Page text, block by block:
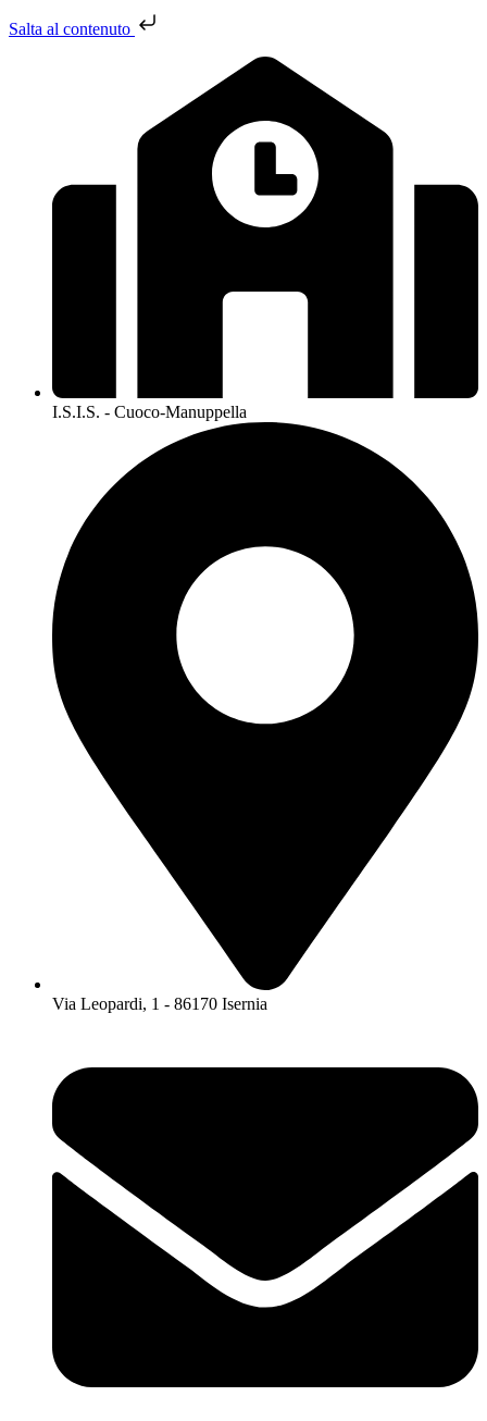
Salta al contenuto
I.S.I.S. - Cuoco-Manuppella
Via Leopardi, 1 - 86170 Isernia